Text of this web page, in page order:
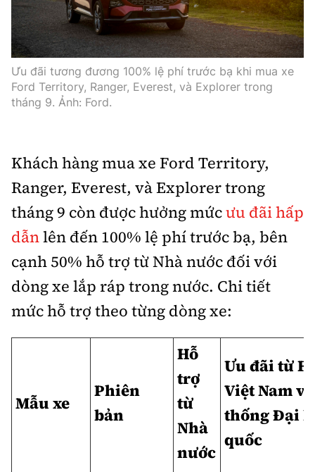
Ưu đãi tương đương 100% lệ phí trước bạ khi mua xe
Ford Territory, Ranger, Everest, và Explorer trong
tháng 9. Ảnh: Ford.
Khách hàng mua xe Ford Territory,
Ranger, Everest, và Explorer trong
tháng 9 còn được hưởng mứcưu đãi hấp
dẫnlên đến 100% lệ phí trước bạ, bên
cạnh 50% hỗ trợ từ Nhà nước đối với
dòng xe lắp ráp trong nước. Chi tiết
mức hỗ trợ theo từng dòng xe:
Mẫu xe
Phiên
bản
Hỗ
trợ
từ
Nhà
nước
Ưu đãi từ
Việt Nam
thống Đại
quốc